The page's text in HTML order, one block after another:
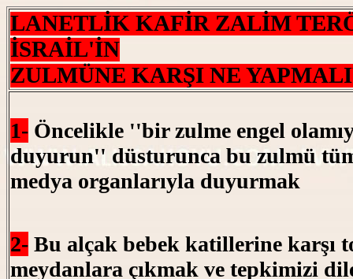
LANETLİK KAFİR ZALİM
İSRAİL'İN
ZULMÜNE KARŞI NE
1- Öncelikle ''bir zulme engel
duyurun'' düsturunca bu zulmü
medya organlarıyla duyurmak
2- Bu alçak bebek katillerine karşı
meydanlara çıkmak ve tepkimizi